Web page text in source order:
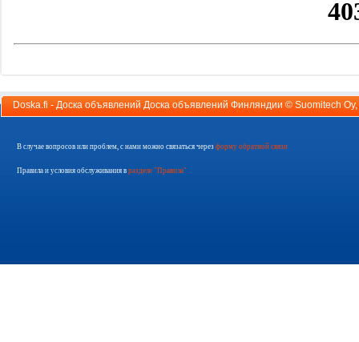
Doska.fi - Доска объявлений Доска объявлений Финляндии © Suomitech Oy
В случае вопросов или проблем, с нами можно связаться через форму обратной связи
Правила и условия обслуживания в разделе "Правила"